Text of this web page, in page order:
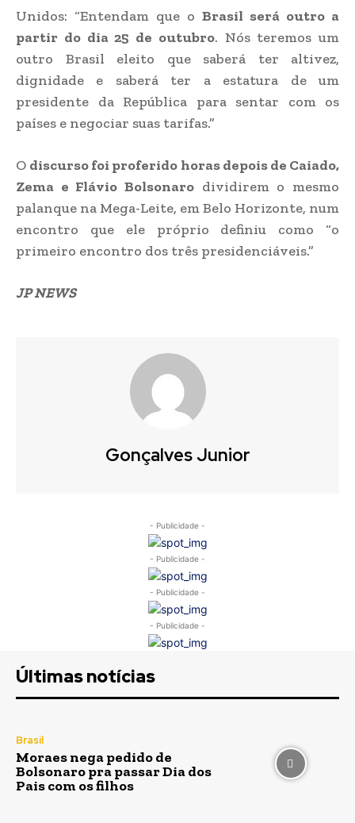
Unidos: “Entendam que o Brasil será outro a
partir do dia 25 de outubro. Nós teremos um
outro Brasil eleito que saberá ter altivez,
dignidade e saberá ter a estatura de um
presidente da República para sentar com os
países e negociar suas tarifas.”
O discurso foi proferido horas depois de Caiado,
Zema e Flávio Bolsonaro dividirem o mesmo
palanque na Mega-Leite, em Belo Horizonte, num
encontro que ele próprio definiu como “o
primeiro encontro dos três presidenciáveis.”
JP NEWS
Gonçalves Junior
- Publicidade -
- Publicidade -
- Publicidade -
- Publicidade -
Últimas notícias
Brasil
Moraes nega pedido de
Bolsonaro pra passar Dia dos
Pais com os filhos